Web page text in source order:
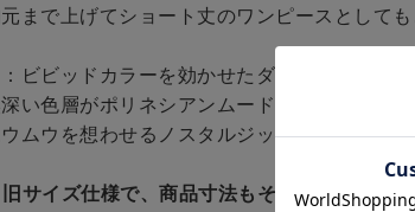
まで上げてショート丈のワンピースとしても
：ビビッドカラーを効かせたダイナミックな
い色層がポリネシアンムードを際立たせます
ムウを想わせるノスタルジックさとトレン
サイズ仕様で、商品寸法もそれぞれ異なり